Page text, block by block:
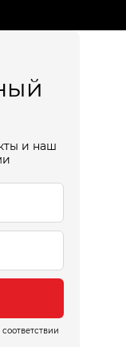
и наш